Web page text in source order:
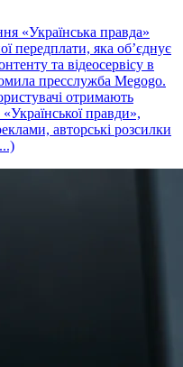
«Українська правда»
передплати, яка об’єднує
та відеосервісу в
пресслужба Megogo.
отримають
правди»,
авторські розсилки